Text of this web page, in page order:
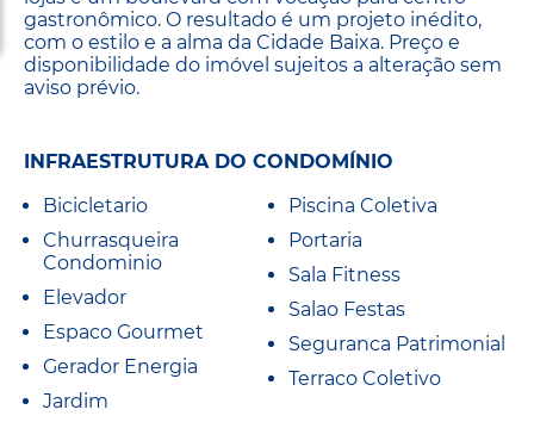
gastronômico. O resultado é um projeto inédito,
com o estilo e a alma da Cidade Baixa. Preço e
disponibilidade do imóvel sujeitos a alteração sem
aviso prévio.
INFRAESTRUTURA DO CONDOMÍNIO
Bicicletario
Churrasqueira
Condominio
Elevador
Espaco Gourmet
Gerador Energia
Jardim
Piscina Coletiva
Portaria
Sala Fitness
Salao Festas
Seguranca Patrimonial
Terraco Coletivo